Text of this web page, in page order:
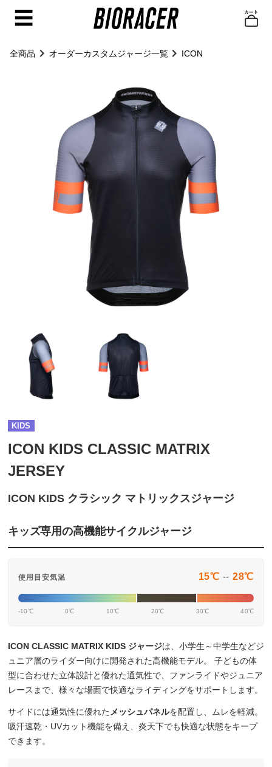
☰
全商品 オーダーカスタムジャージ一覧 ICON
KIDS
ICON KIDS CLASSIC MATRIX
JERSEY
ICON KIDS クラシック マトリックスジャージ
キッズ専用の高機能サイクルジャージ
使用目安気温 15℃ -- 28℃
-10℃ 0℃ 10℃ 20℃ 30℃ 40℃
ICON CLASSIC MATRIX KIDS ジャージは、小学生～中学生などジ
ュニア層のライダー向けに開発された高機能モデル。 子どもの体
型に合わせた立体設計と優れた通気性で、ファンライドやジュニア
レースまで、様々な場面で快適なライディングをサポートします。
サイドには通気性に優れた メッシュパネルを配置し、ムレを軽減。
吸汗速乾・UVカット機能を備え、炎天下でも快適な状態をキープ
できます。